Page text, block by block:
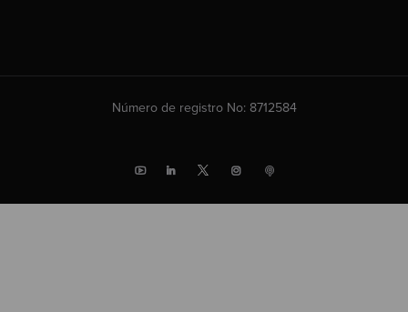
Número de registro No: 8712584